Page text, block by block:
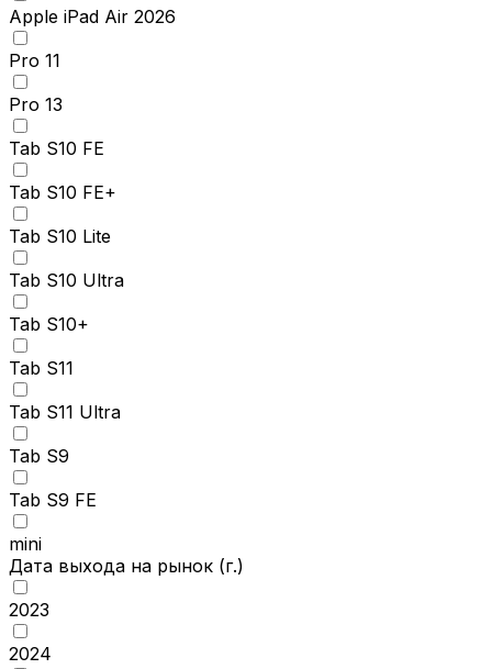
Apple iPad Air 2026
Pro 11
Pro 13
Tab S10 FE
Tab S10 FE+
Tab S10 Lite
Tab S10 Ultra
Tab S10+
Tab S11
Tab S11 Ultra
Tab S9
Tab S9 FE
mini
Дата выхода на рынок (г.)
2023
2024